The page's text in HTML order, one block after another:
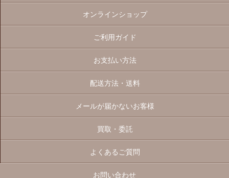
オンラインショップ
ご利用ガイド
お支払い方法
配送方法・送料
メールが届かないお客様
買取・委託
よくあるご質問
お問い合わせ